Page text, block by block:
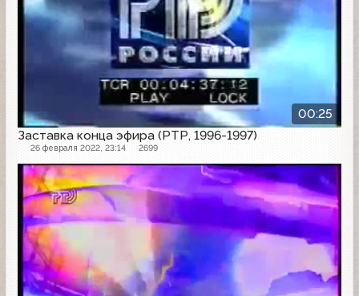
00:25
Заставка конца эфира (РТР, 1996-1997)
26 февраля 2022, 23:14 2699
Заставка